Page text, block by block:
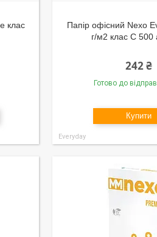
клас
Папір офісний Nexo
г/м2 клас C 500
242 ₴
Готово до
Купити
Everyday